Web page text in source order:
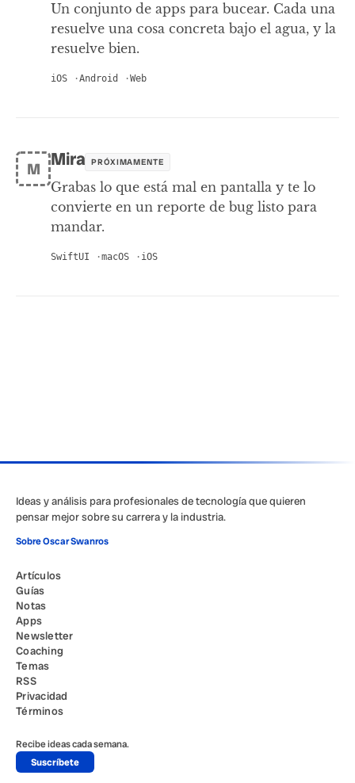
Un conjunto de apps para bucear. Cada una
resuelve una cosa concreta bajo el agua, y la
resuelve bien.
iOS Android Web
M Mira PRÓXIMAMENTE
Grabas lo que está mal en pantalla y te lo
convierte en un reporte de bug listo para
mandar.
SwiftUI macOS iOS
Ideas y análisis para profesionales de tecnología que quieren
pensar mejor sobre su carrera y la industria.
Sobre Oscar Swanros
Artículos
Guías
Notas
Apps
Newsletter
Coaching
Temas
RSS
Privacidad
Términos
Recibe ideas cada semana.
Suscríbete